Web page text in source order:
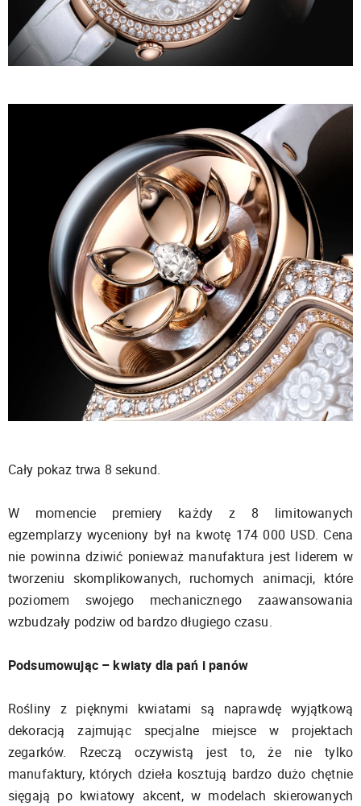
Cały pokaz trwa 8 sekund.
W momencie premiery każdy z 8 limitowanych
egzemplarzy wyceniony był na kwotę 174 000 USD. Cena
nie powinna dziwić ponieważ manufaktura jest liderem w
tworzeniu skomplikowanych, ruchomych animacji, które
poziomem swojego mechanicznego zaawansowania
wzbudzały podziw od bardzo długiego czasu.
Podsumowując – kwiaty dla pań i panów
Rośliny z pięknymi kwiatami są naprawdę wyjątkową
dekoracją zajmując specjalne miejsce w projektach
zegarków. Rzeczą oczywistą jest to, że nie tylko
manufaktury, których dzieła kosztują bardzo dużo chętnie
sięgają po kwiatowy akcent, w modelach skierowanych